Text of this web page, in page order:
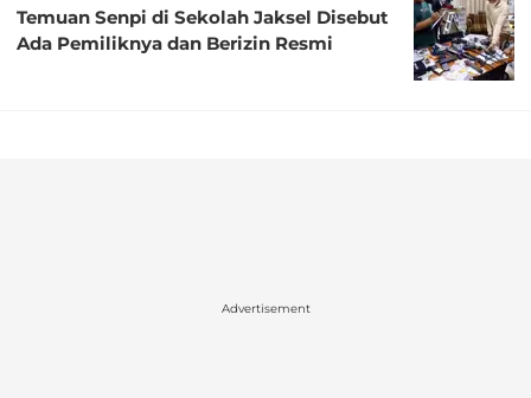
Temuan Senpi di Sekolah Jaksel Disebut
Ada Pemiliknya dan Berizin Resmi
Advertisement